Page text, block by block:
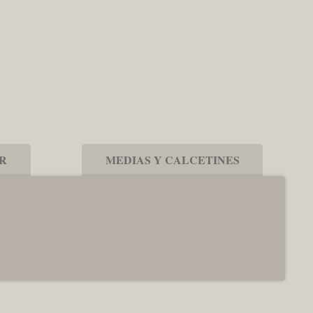
MEDIAS Y CALCETINES